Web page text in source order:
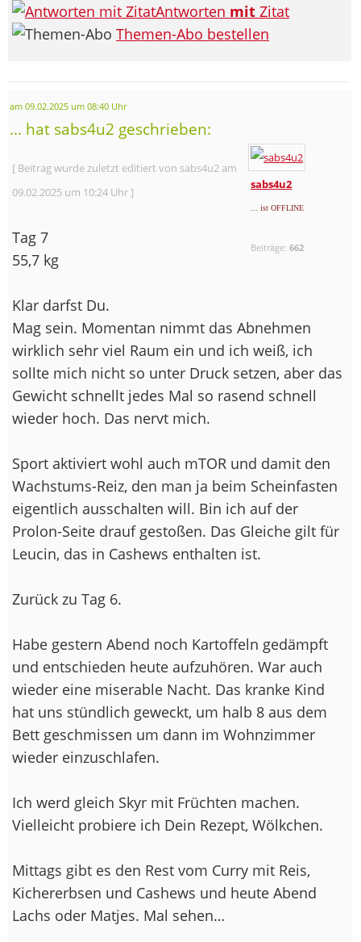
Antworten mit Zitat
Themen-Abo bestellen
am 09.02.2025 um 08:40 Uhr
... hat sabs4u2 geschrieben:
sabs4u2
... ist OFFLINE
Beiträge:662
[ Beitrag wurde zuletzt editiert von sabs4u2 am
09.02.2025 um 10:24 Uhr ]
Tag 7
55,7 kg
Klar darfst Du.
Mag sein. Momentan nimmt das Abnehmen
wirklich sehr viel Raum ein und ich weiß, ich
sollte mich nicht so unter Druck setzen, aber das
Gewicht schnellt jedes Mal so rasend schnell
wieder hoch. Das nervt mich.
Sport aktiviert wohl auch mTOR und damit den
Wachstums-Reiz, den man ja beim Scheinfasten
eigentlich ausschalten will. Bin ich auf der
Prolon-Seite drauf gestoßen. Das Gleiche gilt für
Leucin, das in Cashews enthalten ist.
Zurück zu Tag 6.
Habe gestern Abend noch Kartoffeln gedämpft
und entschieden heute aufzuhören. War auch
wieder eine miserable Nacht. Das kranke Kind
hat uns stündlich geweckt, um halb 8 aus dem
Bett geschmissen um dann im Wohnzimmer
wieder einzuschlafen.
Ich werd gleich Skyr mit Früchten machen.
Vielleicht probiere ich Dein Rezept, Wölkchen.
Mittags gibt es den Rest vom Curry mit Reis,
Kichererbsen und Cashews und heute Abend
Lachs oder Matjes. Mal sehen…